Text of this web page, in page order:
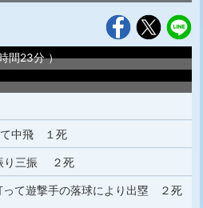
間23分 ）
て中飛 １死
り三振 ２死
って遊撃手の落球により出塁 ２死